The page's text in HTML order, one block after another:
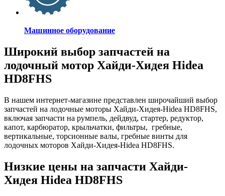
Машинное оборудование
Широкий выбор запчастей на
лодочный мотор Хайди-Хидея Hidea
HD8FHS
В нашем интернет-магазине представлен широчайший выбор
запчастей на лодочные моторы Хайди-Хидея-Hidea HD8FHS,
включая запчасти на румпель, дейдвуд, стартер, редуктор,
капот, карбюратор, крыльчатки, фильтры, гребные,
вертикальные, торсионные валы, гребные винты для
лодочных моторов Хайди-Хидея-Hidea HD8FHS.
Низкие цены на запчасти Хайди-
Хидея Hidea HD8FHS